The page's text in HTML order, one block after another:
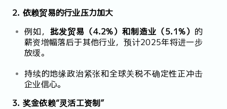
2. 依赖贸易的行业压力加大
例如， 批发贸易（4.2%）和制造业（5.1%） 的
薪资增幅落后于其他行业，预计2025年将进一步
放缓。
持续的地缘政治紧张和全球关税不确定性正冲击
企业信心。
3. 奖金依赖“灵活工资制”